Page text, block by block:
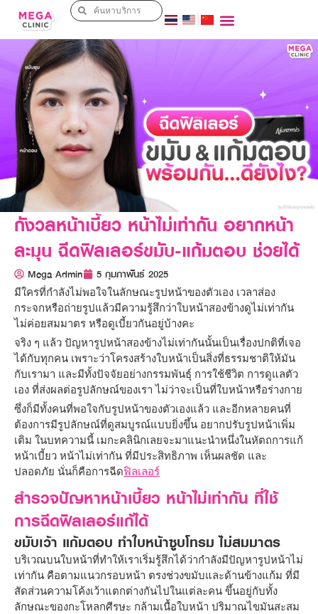
กังวลหน้าเบี้ยว หน้าไม่เท่ากัน อยากหน้า
ละมุน ฉีดฟิลเลอร์ขมับ-แก้มตอบ ช่วยได้
Mega Admin 5 กุมภาพันธ์ 2025
มีใครที่กำลังไม่พอใจในลักษณะรูปหน้าของตัวเอง เวลาส่อง
กระจกหรือถ่ายรูปแล้วมีความรู้สึกว่าใบหน้าสองข้างดูไม่เท่ากัน
ไม่ค่อยสมมาตร หรือดูเบี้ยวกันอยู่บ้างคะ
จริง ๆ แล้ว ปัญหารูปหน้าสองข้างไม่เท่ากันนั้นเป็นเรื่องปกติที่เจอ
ได้กับทุกคน เพราะว่าโครงสร้างใบหน้าเป็นสิ่งที่ธรรมชาติให้มัน
กับเรามา และมีทั้งปัจจัยอย่างกรรมพันธุ์ การใช้ชีวิต การดูแลตัว
เอง ที่ส่งผลต่อรูปลักษณ์ของเรา ไม่ว่าจะเป็นที่ใบหน้าหรือร่างกาย
ซึ่งก็มีทั้งคนที่พอใจกับรูปหน้าของตัวเองแล้ว และอีกหลายคนที่
ต้องการมีรูปลักษณ์ที่ดูสมบูรณ์แบบยิ่งขึ้น อยากปรับรูปหน้าเพิ่ม
เติม ในบทความนี้ เมกะคลินิกเลยจะมาแนะนำหนึ่งในหัตถการแก้
หน้าเบี้ยว หน้าไม่เท่ากัน ที่มีประสิทธิภาพ เห็นผลชัด และ
ปลอดภัย นั่นก็คือการฉีดฟิลเลอร์
สำรวจปัญหาหน้าเบี้ยว หน้าไม่เท่ากัน ที่ใช้
การฉีดฟิลเลอร์แก้ได้
ขมับเว้า แก้มตอบ ทำใบหน้าซูบโทรม ไม่สมมาตร
บริเวณบนใบหน้าที่ทำให้เราเริ่มรู้สึกได้ว่ากำลังมีปัญหารูปหน้าไม่
เท่ากัน คือตามแนวกรอบหน้า ตรงช่วงขมับและด้านข้างแก้ม ที่มี
สัดส่วนความโค้งเว้าแตกต่างกันไปในแต่ละคน ขึ้นอยู่กับทั้ง
ลักษณะของกะโหลกศีรษะ กล้ามเนื้อใบหน้า ปริมาณไขมันสะสม